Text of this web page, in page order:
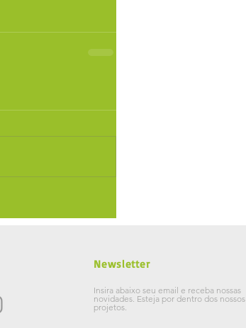
Newsletter
Insira abaixo seu email e receba nossas
novidades. Esteja por dentro dos nossos
projetos.